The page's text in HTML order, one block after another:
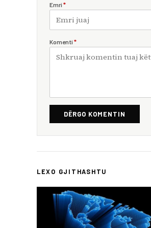
Emri *
Komenti *
DËRGO KOMENTIN
LEXO GJITHASHTU